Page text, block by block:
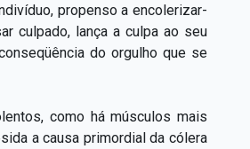
propenso a encolerizar-
culpado, lança a culpa ao seu
do orgulho que se
como há músculos mais
a causa primordial da cólera